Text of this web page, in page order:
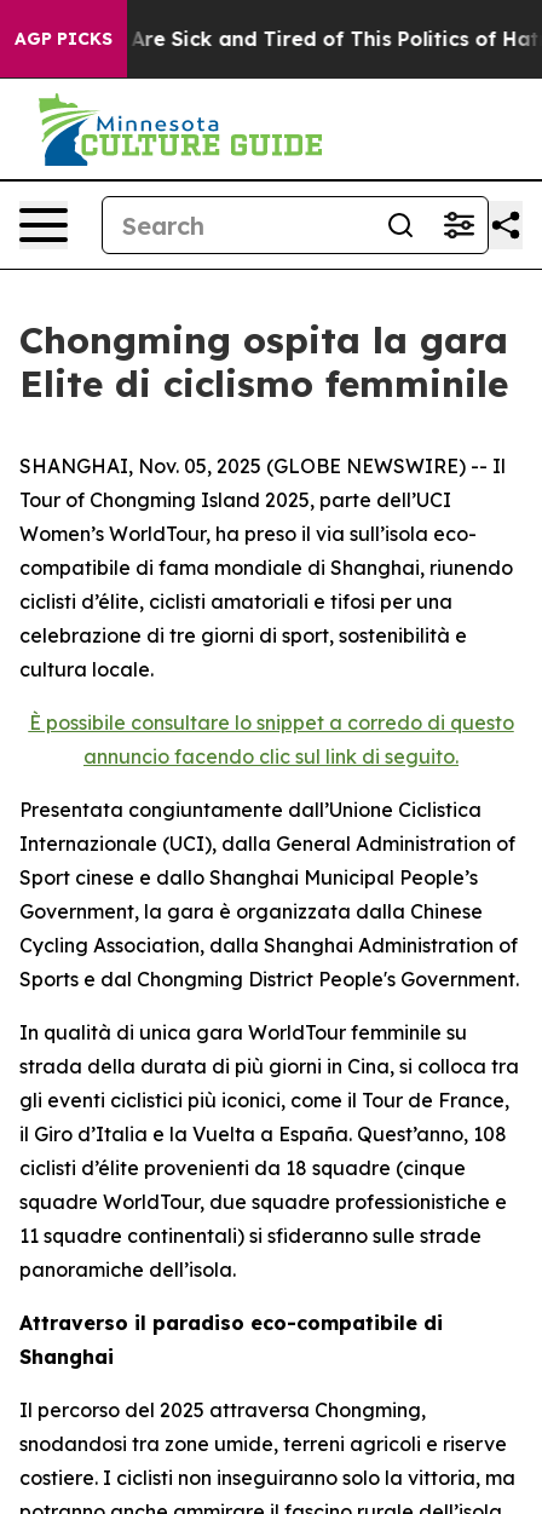
AGP PICKSAre Sick and Tired of This Politics of Hatred”
Chongming ospita la gara
Elite di ciclismo femminile
SHANGHAI, Nov. 05, 2025 (GLOBE NEWSWIRE) -- Il
Tour of Chongming Island 2025, parte dell’UCI
Women’s WorldTour, ha preso il via sull’isola eco-
compatibile di fama mondiale di Shanghai, riunendo
ciclisti d’élite, ciclisti amatoriali e tifosi per una
celebrazione di tre giorni di sport, sostenibilità e
cultura locale.
È possibile consultare lo snippet a corredo di questo
annuncio facendo clic sul link di seguito.
Presentata congiuntamente dall’Unione Ciclistica
Internazionale (UCI), dalla General Administration of
Sport cinese e dallo Shanghai Municipal People’s
Government, la gara è organizzata dalla Chinese
Cycling Association, dalla Shanghai Administration of
Sports e dal Chongming District People's Government.
In qualità di unica gara WorldTour femminile su
strada della durata di più giorni in Cina, si colloca tra
gli eventi ciclistici più iconici, come il Tour de France,
il Giro d’Italia e la Vuelta a España. Quest’anno, 108
ciclisti d’élite provenienti da 18 squadre (cinque
squadre WorldTour, due squadre professionistiche e
11 squadre continentali) si sfideranno sulle strade
panoramiche dell’isola.
Attraverso il paradiso eco-compatibile di
Shanghai
Il percorso del 2025 attraversa Chongming,
snodandosi tra zone umide, terreni agricoli e riserve
costiere. I ciclisti non inseguiranno solo la vittoria, ma